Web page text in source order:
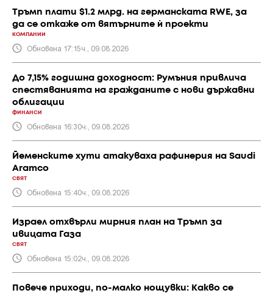
Тръмп плати $1.2 млрд. на германската RWE, за
да се откаже от вятърните ѝ проекти
КОМПАНИИ
Обновена 17:15ч., 09.08.2026
До 7,15% годишна доходност: Румъния привлича
спестяванията на гражданите с нови държавни
облигации
ФИНАНСИ
Обновена 16:30ч., 09.08.2026
Йеменските хути атакуваха рафинерия на Saudi
Aramco
СВЯТ
Обновена 15:40ч., 09.08.2026
Израел отхвърли мирния план на Тръмп за
ивицата Газа
СВЯТ
Обновена 15:02ч., 09.08.2026
Повече приходи, по-малко нощувки: Какво се